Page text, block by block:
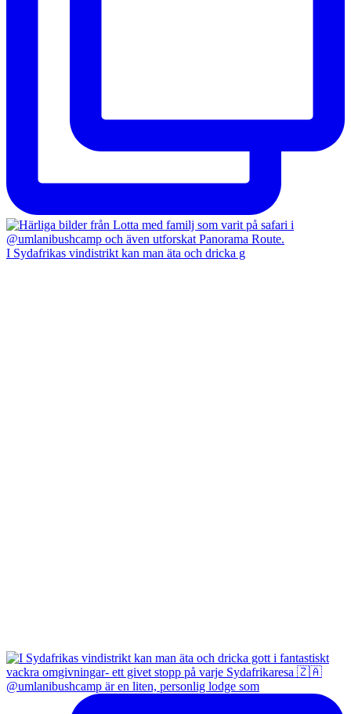
I Sydafrikas vindistrikt kan man äta och dricka g
@umlanibushcamp är en liten, personlig lodge som